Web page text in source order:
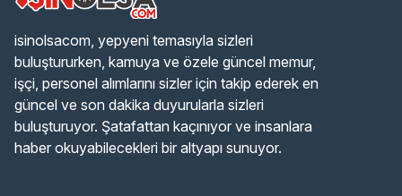
isinolsacom, yepyeni temasıyla sizleri
buluştururken, kamuya ve özele güncel memur,
işçi, personel alımlarını sizler için takip ederek en
güncel ve son dakika duyurularla sizleri
buluşturuyor. Şatafattan kaçınıyor ve insanlara
haber okuyabilecekleri bir altyapı sunuyor.